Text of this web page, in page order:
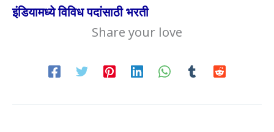
इंडियामध्ये विविध पदांसाठी भरती
Share your love